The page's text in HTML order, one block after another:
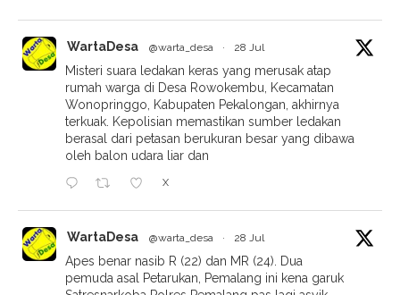
WartaDesa @warta_desa · 28 Jul
Misteri suara ledakan keras yang merusak atap
rumah warga di Desa Rowokembu, Kecamatan
Wonopringgo, Kabupaten Pekalongan, akhirnya
terkuak. Kepolisian memastikan sumber ledakan
berasal dari petasan berukuran besar yang dibawa
oleh balon udara liar dan
X
WartaDesa @warta_desa · 28 Jul
Apes benar nasib R (22) dan MR (24). Dua
pemuda asal Petarukan, Pemalang ini kena garuk